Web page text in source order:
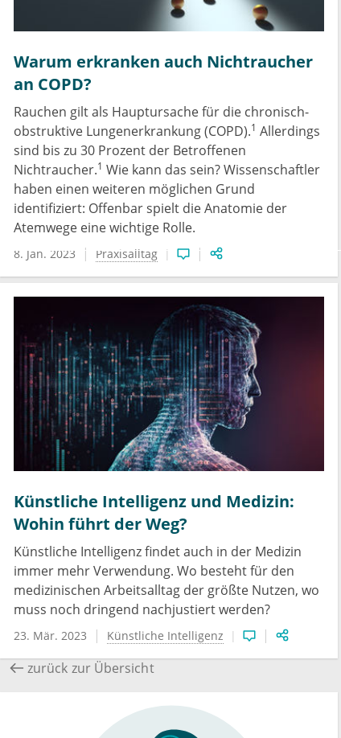
Warum erkranken auch Nichtraucher
an COPD?
Rauchen gilt als Hauptursache für die chronisch-
obstruktive Lungenerkrankung (COPD).1 Allerdings
sind bis zu 30 Prozent der Betroffenen
Nichtraucher.1 Wie kann das sein? Wissenschaftler
haben einen weiteren möglichen Grund
identifiziert: Offenbar spielt die Anatomie der
Atemwege eine wichtige Rolle.
8. Jan. 2023 Praxisalltag
Künstliche Intelligenz und Medizin:
Wohin führt der Weg?
Künstliche Intelligenz findet auch in der Medizin
immer mehr Verwendung. Wo besteht für den
medizinischen Arbeitsalltag der größte Nutzen, wo
muss noch dringend nachjustiert werden?
23. Mär. 2023 Künstliche Intelligenz
zurück zur Übersicht